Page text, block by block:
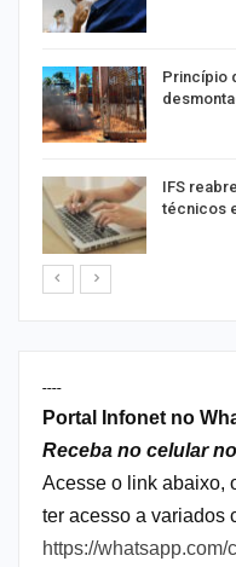
Princípio
IFS
técnicos
----
Portal Infonet no
Receba no celular
Acesse o link abaixo,
ter acesso a variados
https://whatsapp.com/